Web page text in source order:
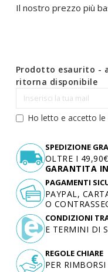
Il nostro prezzo più
Prodotto esaurito -
ritorna disponibile
Ho letto e accetto le
SPEDIZIONE
OLTRE I 49,90€
GARANTITA
PAGAMENTI
PAYPAL,
O
CONDIZIONI
E TERMINI DI
REGOLE CHIARE
PER RIMBORSI